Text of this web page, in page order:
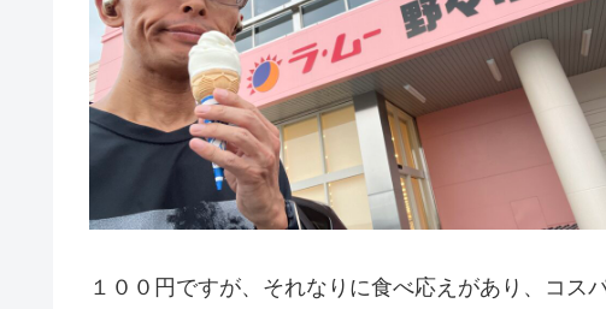
１００円ですが、それなりに食べ応えがあり、コス